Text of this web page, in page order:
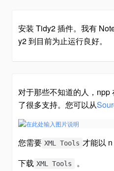
安装 Tidy2 插件。我有
y2 到目前为止运行良好。
对于那些不知道的人，npp
了很多支持。您可以从
您需要 XML Tools 才能以
下载 XML Tools
。